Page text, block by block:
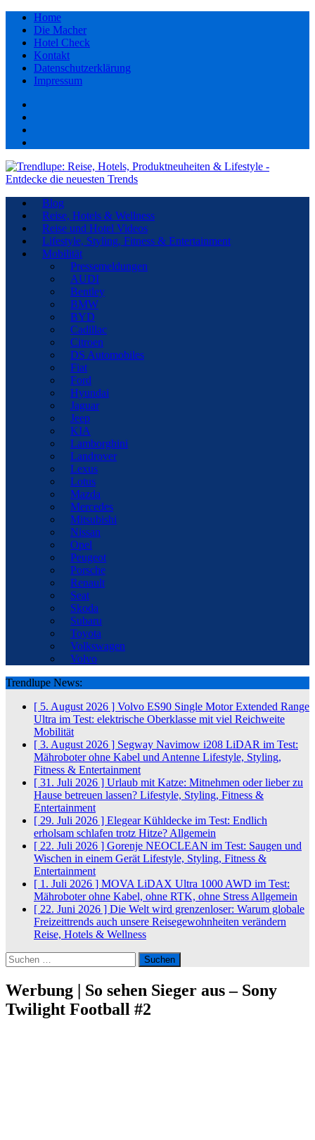
Home
Die Macher
Hotel Check
Kontakt
Datenschutzerklärung
Impressum
Blog
Reise, Hotels & Wellness
Reise und Hotel Videos
Lifestyle, Styling, Fitness & Entertainment
Mobilität
Pressemeldungen
AUDI
Bentley
BMW
BYD
Cadillac
Citroen
DS Automobiles
Fiat
Ford
Hyundai
Jaguar
Jeep
KIA
Lamborghini
Landrover
Lexus
Lotus
Mazda
Mercedes
Mitsubishi
Nissan
Opel
Peugeot
Porsche
Renault
Seat
Skoda
Subaru
Toyota
Volkswagen
Volvo
Trendlupe News:
[ 5. August 2026 ] Volvo ES90 Single Motor Extended Range
Ultra im Test: elektrische Oberklasse mit viel Reichweite
Mobilität
[ 3. August 2026 ] Segway Navimow i208 LiDAR im Test:
Mähroboter ohne Kabel und Antenne Lifestyle, Styling,
Fitness & Entertainment
[ 31. Juli 2026 ] Urlaub mit Katze: Mitnehmen oder lieber zu
Hause betreuen lassen? Lifestyle, Styling, Fitness &
Entertainment
[ 29. Juli 2026 ] Elegear Kühldecke im Test: Endlich
erholsam schlafen trotz Hitze? Allgemein
[ 22. Juli 2026 ] Gorenje NEOCLEAN im Test: Saugen und
Wischen in einem Gerät Lifestyle, Styling, Fitness &
Entertainment
[ 1. Juli 2026 ] MOVA LiDAX Ultra 1000 AWD im Test:
Mähroboter ohne Kabel, ohne RTK, ohne Stress Allgemein
[ 22. Juni 2026 ] Die Welt wird grenzenloser: Warum globale
Freizeittrends auch unsere Reisegewohnheiten verändern
Reise, Hotels & Wellness
Suchen
nach:
Werbung | So sehen Sieger aus – Sony
Twilight Football #2